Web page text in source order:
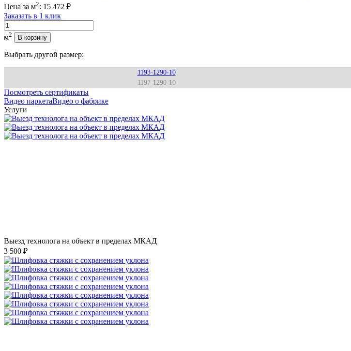
Цена за м2: 15 472 ₽
Заказать в 1 клик
Количество
м2 В корзину
Выбрать другой размер:
1193-1290-10
1197-1290-10
Посмотреть сертификаты
Видео паркетаВидео о фабрике
Услуги
Выезд технолога на объект в пределах МКАД
3 500 ₽